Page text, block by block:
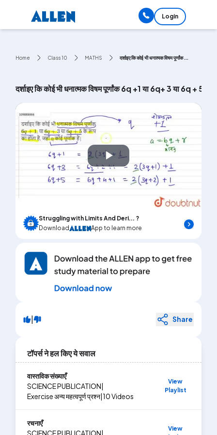
Login
Home Class 10 MATHS दर्शाइए कि कोई भी धनात्मक विषम पूर्णांक ...
दर्शाइए कि कोई भी धनात्मक विषम पूर्णांक 6q +1 या 6q+ 3 या 6q + 5 के
Play
Video
Struggling with Limits And Deri... ?
Download
App to learn more
| Share
टॉपर्स ने हल किए ये सवाल
वास्तविक संख्याएँ
SCIENCE PUBLICATION|
Exerciseअन्य महत्वपूर्ण प्रश्न|10Videos
View
Playlist
रचनाएँ
SCIENCE PUBLICATION|
View